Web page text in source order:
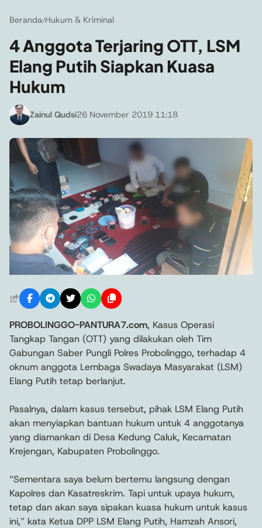
Beranda/Hukum & Kriminal
4 Anggota Terjaring OTT, LSM
Elang Putih Siapkan Kuasa
Hukum
Zainul Qudsi26 November 2019 11:18
PROBOLINGGO-PANTURA7.com, Kasus Operasi
Tangkap Tangan (OTT) yang dilakukan oleh Tim
Gabungan Saber Pungli Polres Probolinggo, terhadap 4
oknum anggota Lembaga Swadaya Masyarakat (LSM)
Elang Putih tetap berlanjut.
Pasalnya, dalam kasus tersebut, pihak LSM Elang Putih
akan menyiapkan bantuan hukum untuk 4 anggotanya
yang diamankan di Desa Kedung Caluk, Kecamatan
Krejengan, Kabupaten Probolinggo.
“Sementara saya belum bertemu langsung dengan
Kapolres dan Kasatreskrim. Tapi untuk upaya hukum,
tetap dan akan saya sipakan kuasa hukum untuk kasus
ini,” kata Ketua DPP LSM Elang Putih, Hamzah Ansori,